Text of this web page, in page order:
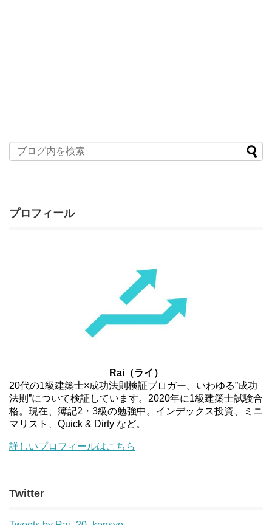
プロフィール
Rai（ライ）
20代の1級建築士×成功法則検証ブロガー。いわゆる”成功
法則”について検証しています。2020年に1級建築士試験合
格。現在、簿記2・3級の勉強中。インデックス投資、ミニ
マリスト、Quick & Dirty など。
詳しいプロフィールはこちら
Twitter